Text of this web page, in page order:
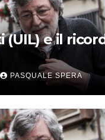
(UIL) e il
PASQUALE SPERA